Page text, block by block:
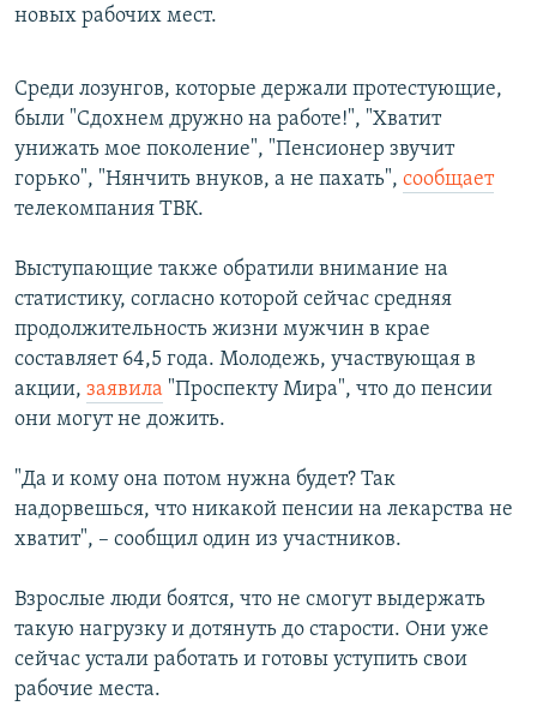
новых рабочих мест.
Среди лозунгов, которые держали протестующие,
были "Сдохнем дружно на работе!", "Хватит
унижать мое поколение", "Пенсионер звучит
горько", "Нянчить внуков, а не пахать", сообщает
телекомпания ТВК.
Выступающие также обратили внимание на
статистику, согласно которой сейчас средняя
продолжительность жизни мужчин в крае
составляет 64,5 года. Молодежь, участвующая в
акции, заявила "Проспекту Мира", что до пенсии
они могут не дожить.
"Да и кому она потом нужна будет? Так
надорвешься, что никакой пенсии на лекарства не
хватит", – сообщил один из участников.
Взрослые люди боятся, что не смогут выдержать
такую нагрузку и дотянуть до старости. Они уже
сейчас устали работать и готовы уступить свои
рабочие места.